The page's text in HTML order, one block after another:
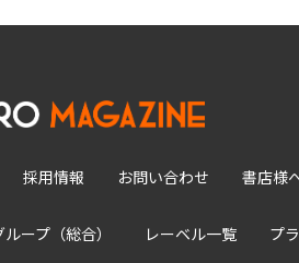
採用情報 お問い合わせ 書店様
ープ（総合） レーベル一覧 プ